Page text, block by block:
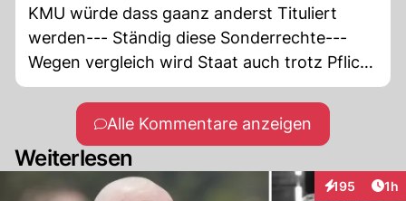
KMU würde dass gaanz anderst Tituliert
werden--- Ständig diese Sonderrechte---
Wegen vergleich wird Staat auch trotz Pflicht
nicht verfahren einleiten, komisches Land in
dem WIR leben---
Alle Kommentare anzeigen
Weiterlesen
195
Interaktionen
1h